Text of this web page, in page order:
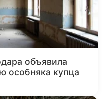
объявила
особняка купца